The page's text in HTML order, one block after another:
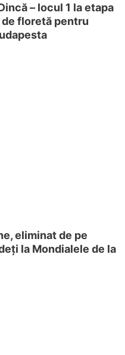
– locul 1 la etapa
floretă pentru
eliminat de pe
la Mondialele de la